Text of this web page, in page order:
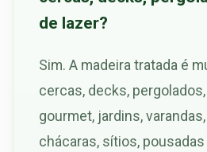
de lazer?
Sim. A madeira tratada é
cercas, decks,
gourmet, jardins,
chácaras, sítios,